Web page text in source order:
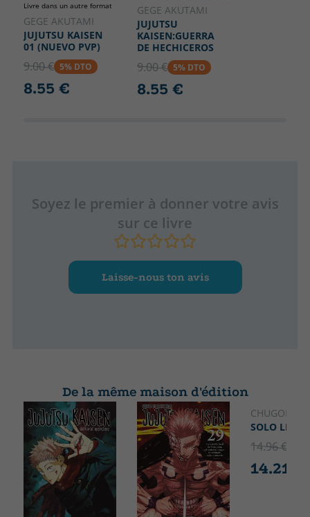
Livre dans un autre format
GEGE AKUTAMI
JUJUTSU KAISEN
01 (NUEVO PVP)
9.00 € 5% DTO
8.55 €
GEGE AKUTAMI
JUJUTSU
KAISEN:GUERRA
DE HECHICEROS
9.00 € 5% DTO
8.55 €
Soyez le premier à donner votre avis
sur ce livre
Laisse-nous ton avis
De la même maison d'édition
CHUGONG
SOLO
14.96 €
14.21 €